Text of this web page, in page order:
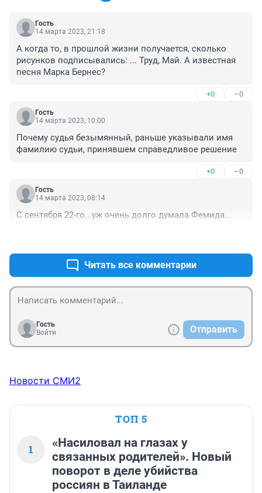
Гость
14 марта 2023, 21:18
А когда то, в прошлой жизни получается, сколько
рисунков подписывались: ... Труд, Май. А известная
песня Марка Бернес?
+0 –0
Гость
14 марта 2023, 10:00
Почему судья безымянный, раньше указывали имя
фамилию судьи, принявшем справедливое решение
+0 –0
Гость
14 марта 2023, 08:14
С сентября 22-го...уж очень долго думала Фемида...
Читать все комментарии
Гость
Войти
Отправить
Новости СМИ2
ТОП 5
1
«Насиловал на глазах у
связанных родителей». Новый
поворот в деле убийства
россиян в Таиланде